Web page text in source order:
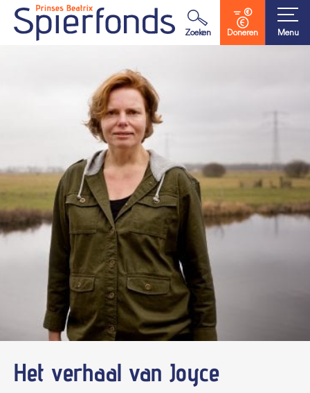
Zoeken Doneren Menu
Waar ben je naar op zoek?
Het verhaal van Joyce